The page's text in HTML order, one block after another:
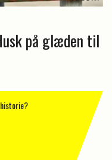
på glæden til